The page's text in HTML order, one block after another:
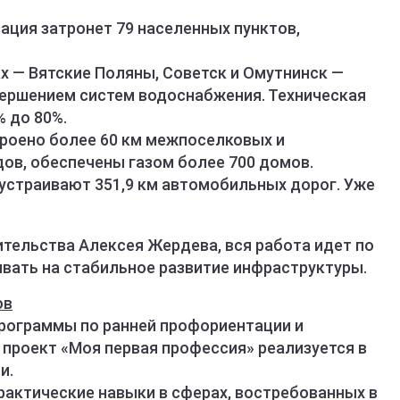
затронет 79 населенных пунктов,
— Вятские Поляны, Советск и Омутнинск —
систем водоснабжения. Техническая
до 80%.
более 60 км межпоселковых и
обеспечены газом более 700 домов.
351,9 км автомобильных дорог. Уже
Алексея Жердева, вся работа идет по
на стабильное развитие инфраструктуры.
по ранней профориентации и
«Моя первая профессия» реализуется в
навыки в сферах, востребованных в